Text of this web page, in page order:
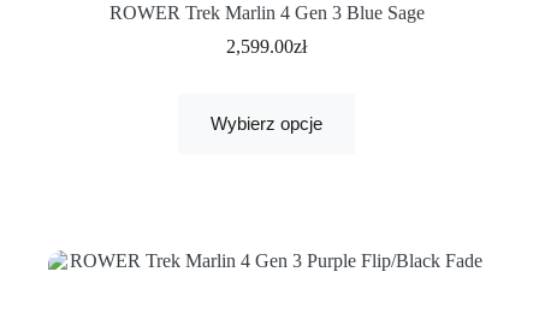
ROWER Trek Marlin 4 Gen 3 Blue Sage
2,599.00zł
Wybierz opcje